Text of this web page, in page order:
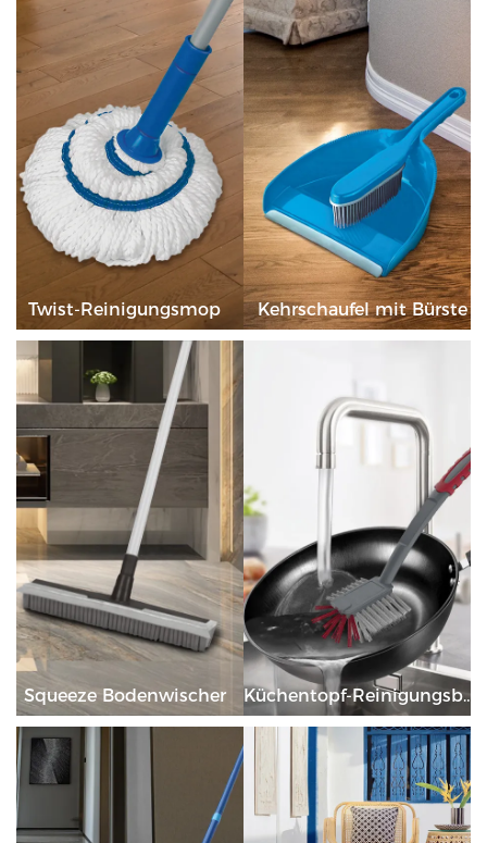
Twist-Reinigungsmop Kehrschaufel mit Bürste
Squeeze Bodenwischer Küchentopf-Reinigungsbürste